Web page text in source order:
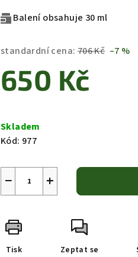
Balení obsahuje 30 ml
standardní cena: 706 Kč –7 %
650 Kč
cena:
Skladem
Kód: 977
+
−
Tisk Zeptat se